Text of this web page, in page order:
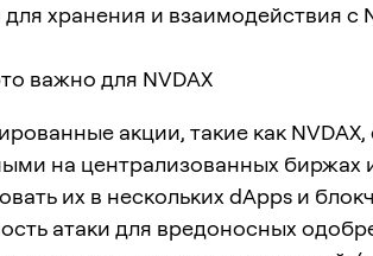
хранения и взаимодействия с
важно для NVDAX
акции, такие как
на централизованных биржах
их в нескольких dApps и
атаки для вредоносных